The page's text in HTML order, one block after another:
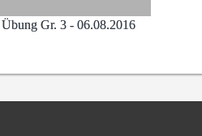
Übung Gr. 3 - 06.08.2016